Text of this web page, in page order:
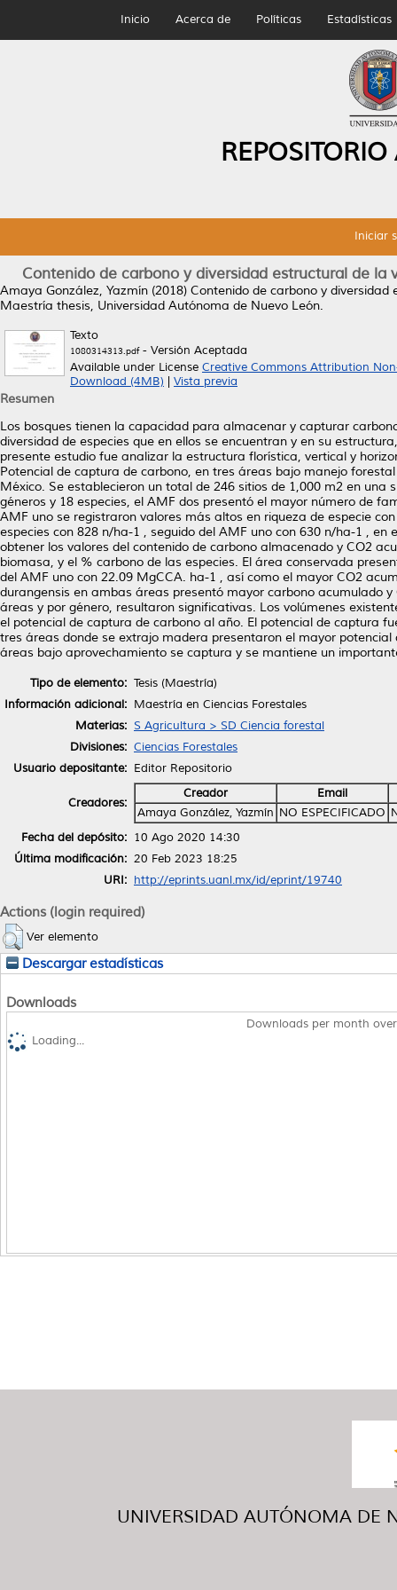
Inicio Acerca de Políticas Estadísticas
Iniciar
Contenido de carbono y diversidad estructural de
Amaya González, Yazmín (2018) Contenido de carbono y
Maestría thesis, Universidad Autónoma de Nuevo León.
Texto
1080314313.pdf- Versión Aceptada
Available under License Creative Commons Attribution
Download (4MB)
Vista previa
Resumen
Los bosques tienen la capacidad para almacenar y capturar
diversidad de especies que en ellos se encuentran y en su
presente estudio fue analizar la estructura florística, vertical y
Potencial de captura de carbono, en tres áreas bajo manejo
México. Se establecieron un total de 246 sitios de 1,000 m2 en
géneros y 18 especies, el AMF dos presentó el mayor número de
AMF uno se registraron valores más altos en riqueza de especie
especies con 828 n/ha-1 , seguido del AMF uno con 630 n/ha-1 ,
obtener los valores del contenido de carbono almacenado y CO2
biomasa, y el % carbono de las especies. El área conservada
del AMF uno con 22.09 MgCCA. ha-1 , así como el mayor CO2
durangensis en ambas áreas presentó mayor carbono acumulado
áreas y por género, resultaron significativas. Los volúmenes
el potencial de captura de carbono al año. El potencial de captura
tres áreas donde se extrajo madera presentaron el mayor
áreas bajo aprovechamiento se captura y se mantiene un
Tipo de elemento: Tesis (Maestría)
Información adicional: Maestría en Ciencias Forestales
Materias: S Agricultura > SD Ciencia forestal
Divisiones: Ciencias Forestales
Usuario depositante: Editor Repositorio
Creadores:
Creador
Email
Amaya González, Yazmín NO ESPECIFICADO
Fecha del depósito: 10 Ago 2020 14:30
Última modificación: 20 Feb 2023 18:25
URI: http://eprints.uanl.mx/id/eprint/19740
Actions (login required)
Ver elemento
Descargar estadísticas
Downloads
Downloads per month
Loading...
UNIVERSIDAD AUTÓNOMA DE